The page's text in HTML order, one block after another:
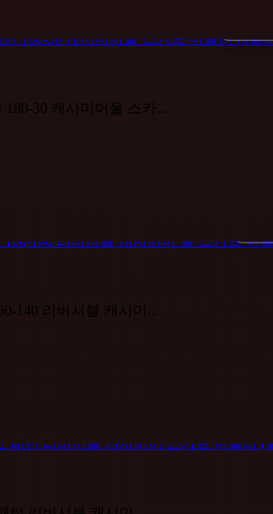
30 캐시미어울 스카...
140 리버서블 캐시미...